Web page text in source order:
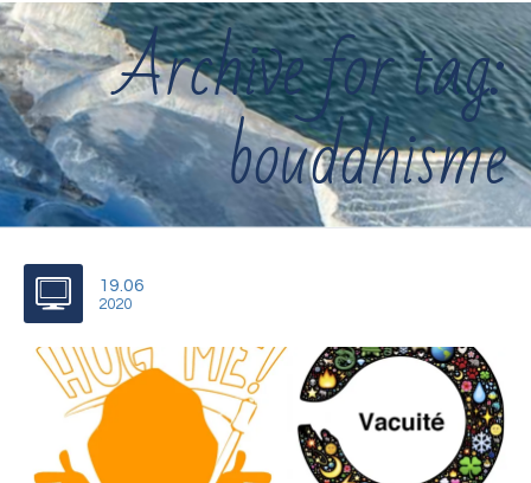
Archive for tag:
bouddhisme
19.06
2020